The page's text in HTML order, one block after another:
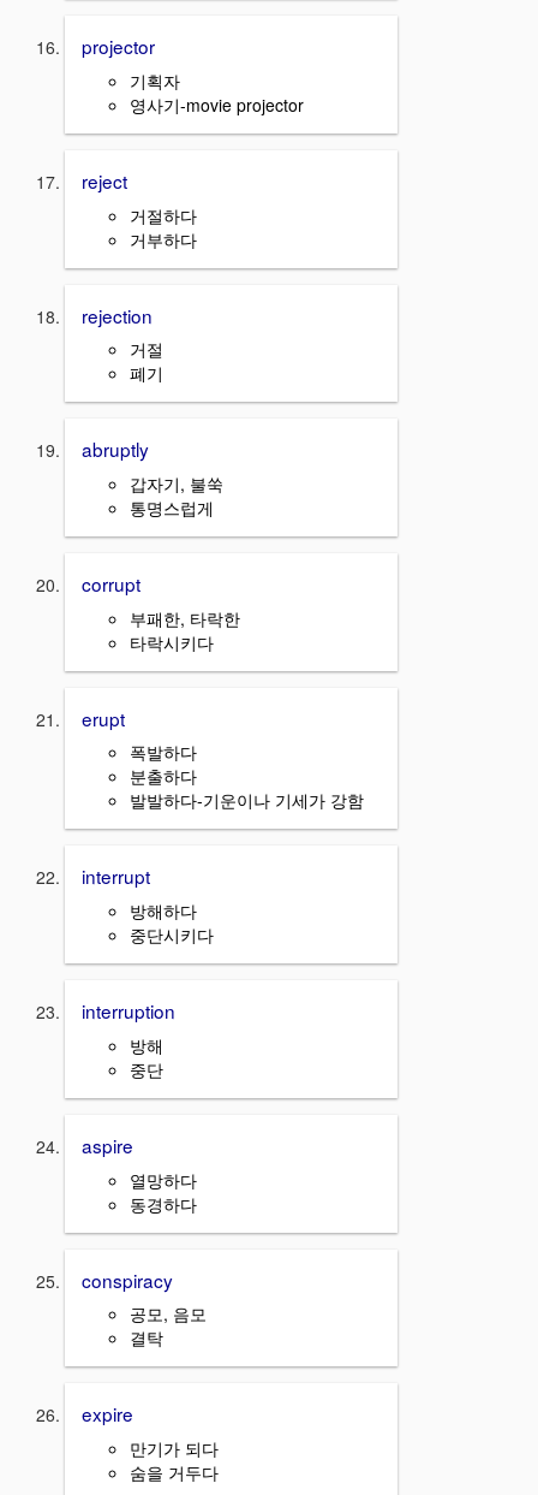
projector
기획자
영사기-movie projector
reject
거절하다
거부하다
rejection
거절
폐기
abruptly
갑자기, 불쑥
통명스럽게
corrupt
부패한, 타락한
타락시키다
erupt
폭발하다
분출하다
발발하다-기운이나 기세가 강함
interrupt
방해하다
중단시키다
interruption
방해
중단
aspire
열망하다
동경하다
conspiracy
공모, 음모
결탁
expire
만기가 되다
숨을 거두다